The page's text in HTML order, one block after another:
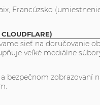
Francúzsko
sieť na doručovanie
veľké mediálne
zobrazovaní